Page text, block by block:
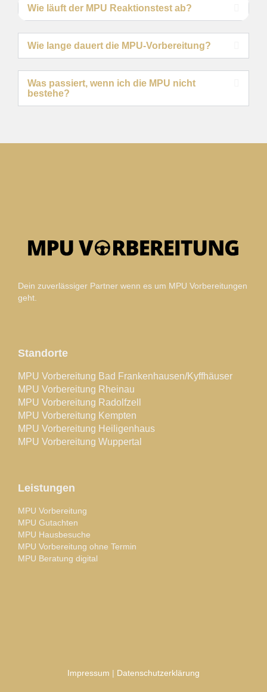
Wie läuft der MPU Reaktionstest ab?
Wie lange dauert die MPU-Vorbereitung?
Was passiert, wenn ich die MPU nicht
bestehe?
Dein zuverlässiger Partner wenn es um MPU Vorbereitungen
geht.
Standorte
MPU Vorbereitung Bad Frankenhausen/Kyffhäuser
MPU Vorbereitung Rheinau
MPU Vorbereitung Radolfzell
MPU Vorbereitung Kempten
MPU Vorbereitung Heiligenhaus
MPU Vorbereitung Wuppertal
Leistungen
MPU Vorbereitung
MPU Gutachten
MPU Hausbesuche
MPU Vorbereitung ohne Termin
MPU Beratung digital
Impressum Datenschutzerklärung